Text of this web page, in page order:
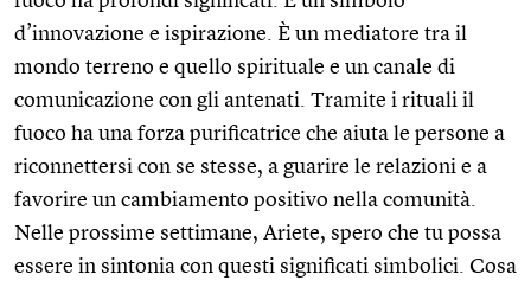
d’innovazione e ispirazione. È un mediatore tra il
mondo terreno e quello spirituale e un canale di
comunicazione con gli antenati. Tramite i rituali il
fuoco ha una forza purificatrice che aiuta le persone a
riconnettersi con se stesse, a guarire le relazioni e a
favorire un cambiamento positivo nella comunità.
Nelle prossime settimane, Ariete, spero che tu possa
essere in sintonia con questi significati simbolici. Cosa